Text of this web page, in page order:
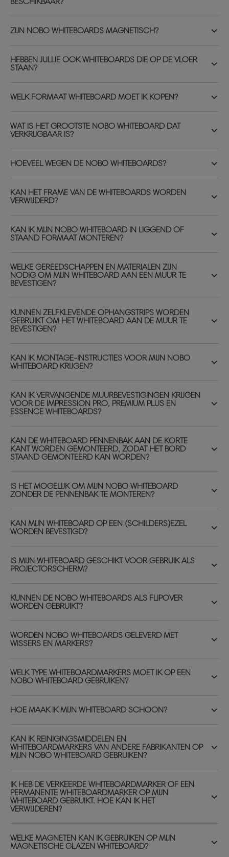
ZIJN NOBO WHITEBOARDS MAGNETISCH?
HEBBEN JULLIE OOK WHITEBOARDS DIE OP DE VLOER
STAAN?
WELK FORMAAT WHITEBOARD MOET IK KOPEN?
WAT IS HET GROOTSTE NOBO WHITEBOARD DAT
VERKRIJGBAAR IS?
HOEVEEL WEGEN DE NOBO WHITEBOARDS?
KAN HET FRAME VAN DE WHITEBOARDS WORDEN
VERWIJDERD?
KAN IK MIJN NOBO WHITEBOARD IN LIGGEND OF
STAAND FORMAAT MONTEREN?
WELKE GEREEDSCHAPPEN EN MATERIALEN ZIJN
NODIG OM MIJN WHITEBOARD AAN EEN MUUR TE
BEVESTIGEN?
KUNNEN ZELFKLEVENDE OPHANGSTRIPS WORDEN
GEBRUIKT OM HET WHITEBOARD AAN DE MUUR TE
BEVESTIGEN?
KAN IK MONTAGE-INSTRUCTIES VOOR MIJN NOBO
WHITEBOARD KRIJGEN?
KAN IK VERVANGENDE MUURBEVESTIGINGEN KRIJGEN
VOOR DE IMPRESSION PRO, PREMIUM PLUS EN
ESSENCE WHITEBOARDS?
KAN DE WHITEBOARD PENNENBAK AAN DE KORTE
KANT WORDEN GEMONTEERD, ZODAT HET BORD
STAAND GEMONTEERD KAN WORDEN?
IS HET MOGELIJK OM MIJN NOBO WHITEBOARD
ZONDER DE PENNENBAK TE MONTEREN?
KAN MIJN WHITEBOARD OP EEN (SCHILDERS)EZEL
WORDEN BEVESTIGD?
IS MIJN WHITEBOARD GESCHIKT VOOR GEBRUIK ALS
PROJECTORSCHERM?
KUNNEN DE NOBO WHITEBOARDS ALS FLIPOVER
WORDEN GEBRUIKT?
WORDEN NOBO WHITEBOARDS GELEVERD MET
WISSERS EN MARKERS?
WELK TYPE WHITEBOARDMARKERS MOET IK OP EEN
NOBO WHITEBOARD GEBRUIKEN?
HOE MAAK IK MIJN WHITEBOARD SCHOON?
KAN IK REINIGINGSMIDDELEN EN
WHITEBOARDMARKERS VAN ANDERE FABRIKANTEN OP
MIJN NOBO WHITEBOARD GEBRUIKEN?
IK HEB DE VERKEERDE WHITEBOARDMARKER OF EEN
PERMANENTE WHITEBOARDMARKER OP MIJN
WHITEBOARD GEBRUIKT. HOE KAN IK HET
VERWIJDEREN?
WELKE MAGNETEN KAN IK GEBRUIKEN OP MIJN
MAGNETISCHE GLAZEN WHITEBOARD?